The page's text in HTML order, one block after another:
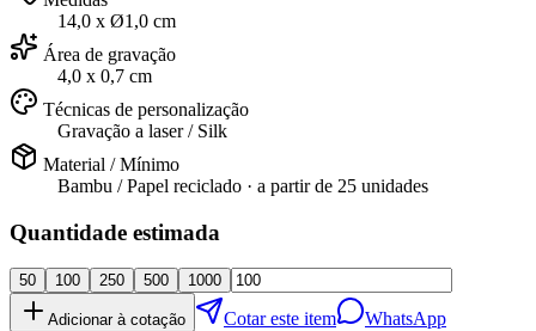
14,0 x Ø1,0 cm
Área de gravação
4,0 x 0,7 cm
Técnicas de personalização
Gravação a laser / Silk
Material / Mínimo
Bambu / Papel reciclado · a partir de 25 unidades
Quantidade estimada
50 100 250 500 1000
Adicionar à cotação Cotar este item WhatsApp